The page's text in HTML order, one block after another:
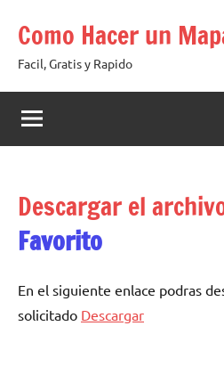
contenido
Como Hacer un
Facil, Gratis y Rapido
Descargar el
Favorito
En el siguiente enlace podras
solicitado Descargar